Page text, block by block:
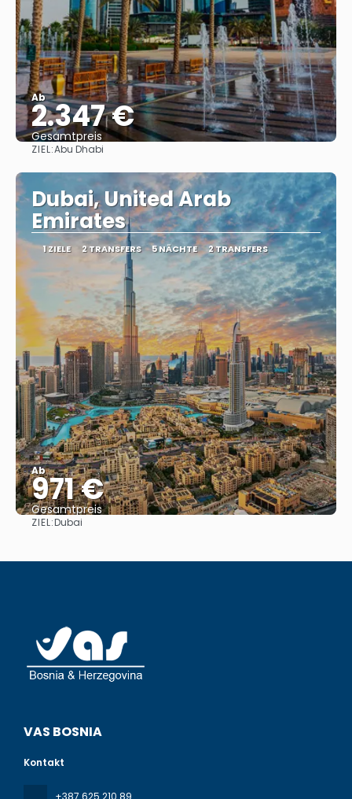
Ab
2.347 €
Gesamtpreis
ZIEL:Abu Dhabi
Dubai, United Arab
Emirates
1 ZIELE 2 TRANSFERS 5 NÄCHTE 2 TRANSFERS
Ab
971 €
Gesamtpreis
ZIEL:Dubai
VAS BOSNIA
Kontakt
+387 625 210 89